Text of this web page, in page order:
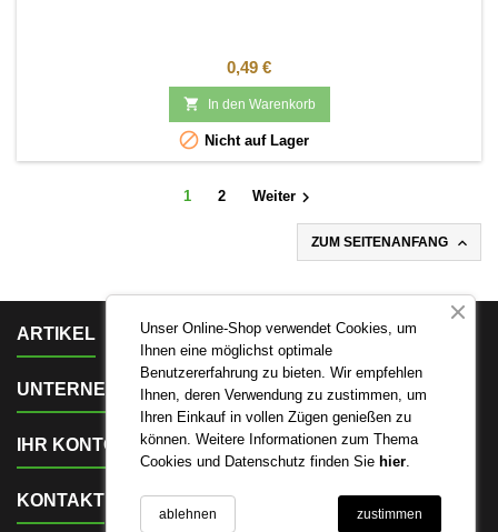
Preis
0,49 €
 In den Warenkorb
 Nicht auf Lager
1 2 Weiter
ZUM SEITENANFANG 
ARTIKEL
UNTERNEHMEN
IHR KONTO
KONTAKT
Unser Online-Shop verwendet Cookies, um
Ihnen eine möglichst optimale
Benutzererfahrung zu bieten. Wir empfehlen
Ihnen, deren Verwendung zu zustimmen, um
Ihren Einkauf in vollen Zügen genießen zu
können. Weitere Informationen zum Thema
Cookies und Datenschutz finden Sie hier.
zustimmen
ablehnen